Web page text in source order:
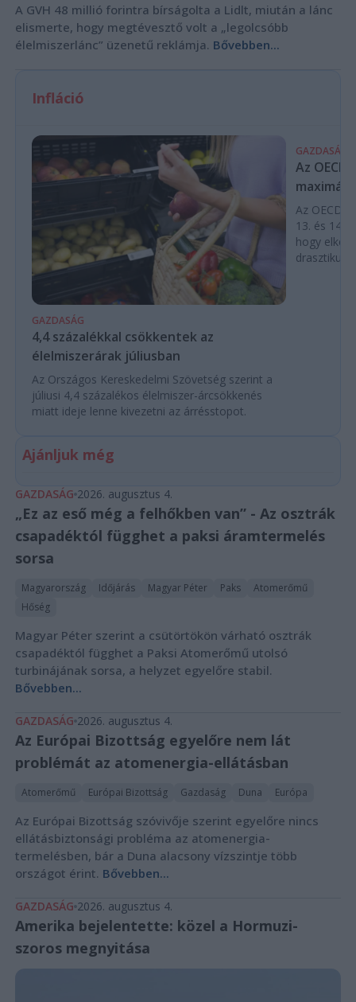
A GVH 48 millió forintra bírságolta a Lidlt, miután a lánc
elismerte, hogy megtévesztő volt a „legolcsóbb
élelmiszerlánc” üzenetű reklámja. Bővebben...
Infláció
GAZDASÁG
4,4 százalékkal csökkentek az
élelmiszerárak júliusban
Az Országos Kereskedelmi Szövetség szerint a
júliusi 4,4 százalékos élelmiszer-árcsökkenés
miatt ideje lenne kivezetni az árrésstopot.
GAZDASÁG
Az OECD
Az OECD
13. és 14.
hogy
drasztikus
Ajánljuk még
GAZDASÁG 2026. augusztus 4.
„Ez az eső még a felhőkben van” - Az osztrák
csapadéktól függhet a paksi áramtermelés
sorsa
Magyarország Időjárás Magyar Péter Paks
Atomerőmű
Hőség
Magyar Péter szerint a csütörtökön várható osztrák
csapadéktól függhet a Paksi Atomerőmű utolsó
turbinájának sorsa, a helyzet egyelőre stabil.
Bővebben...
GAZDASÁG 2026. augusztus 4.
Az Európai Bizottság egyelőre nem lát
problémát az atomenergia-ellátásban
Atomerőmű Európai Bizottság Gazdaság Duna Európa
Az Európai Bizottság szóvivője szerint egyelőre nincs
ellátásbiztonsági probléma az atomenergia-
termelésben, bár a Duna alacsony vízszintje több
országot érint. Bővebben...
GAZDASÁG 2026. augusztus 4.
Amerika bejelentette: közel a Hormuzi-
szoros megnyitása